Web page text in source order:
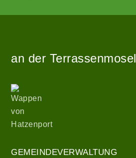
|
von
Stefan
Barth
an der Terrassenmosel
Wappen
von
Gemeindeverwaltung
GEMEINDEVERWALTUNG